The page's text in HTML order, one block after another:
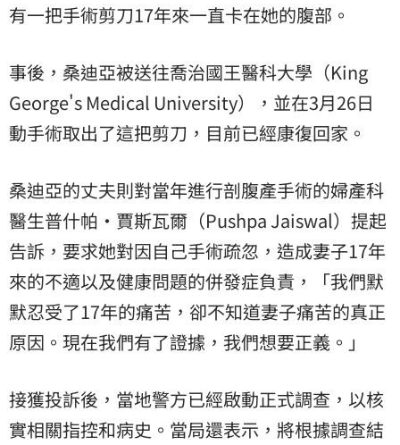
有一把手術剪刀17年來一直卡在她的腹部。
事後，桑迪亞被送往喬治國王醫科大學（King
George's Medical University），並在3月26日
動手術取出了這把剪刀，目前已經康復回家。
桑迪亞的丈夫則對當年進行剖腹產手術的婦產科
醫生普什帕‧賈斯瓦爾（Pushpa Jaiswal）提起
告訴，要求她對因自己手術疏忽，造成妻子17年
來的不適以及健康問題的併發症負責，「我們默
默忍受了17年的痛苦，卻不知道妻子痛苦的真正
原因。現在我們有了證據，我們想要正義。」
接獲投訴後，當地警方已經啟動正式調查，以核
實相關指控和病史。當局還表示，將根據調查結